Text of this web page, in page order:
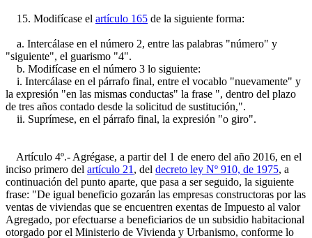
15. Modifícase el artículo 165 de la siguiente forma:
a. Intercálase en el número 2, entre las palabras "número" y
"siguiente", el guarismo "4".
b. Modifícase en el número 3 lo siguiente:
i. Intercálase en el párrafo final, entre el vocablo "nuevamente" y
la expresión "en las mismas conductas" la frase ", dentro del plazo
de tres años contado desde la solicitud de sustitución,".
ii. Suprímese, en el párrafo final, la expresión "o giro".
Artículo 4º.- Agrégase, a partir del 1 de enero del año 2016, en el
inciso primero del artículo 21 , del decreto ley Nº 910, de 1975, a
continuación del punto aparte, que pasa a ser seguido, la siguiente
frase: "De igual beneficio gozarán las empresas constructoras por las
ventas de viviendas que se encuentren exentas de Impuesto al valor
Agregado, por efectuarse a beneficiarios de un subsidio habitacional
otorgado por el Ministerio de Vivienda y Urbanismo, conforme lo